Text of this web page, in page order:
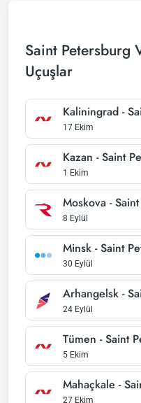
Saint Petersburg
Uçuşlar
Kaliningrad -
17 Ekim
Kazan - Saint
1 Ekim
Moskova -
8 Eylül
Minsk - Saint
30 Eylül
Arhangelsk -
24 Eylül
Tümen - Saint
5 Ekim
Mahaçkale -
27 Ekim